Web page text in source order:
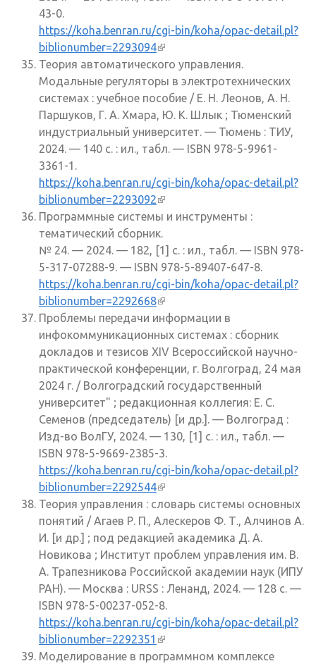
43-0.
https://koha.benran.ru/cgi-bin/koha/opac-detail.pl?
biblionumber=2293094(внешняя ссылка)
Теория автоматического управления.
Модальные регуляторы в электротехнических
системах : учебное пособие / Е. Н. Леонов, А. Н.
Паршуков, Г. А. Хмара, Ю. К. Шлык ; Тюменский
индустриальный университет. — Тюмень : ТИУ,
2024. — 140 с. : ил., табл. — ISBN 978-5-9961-
3361-1.
https://koha.benran.ru/cgi-bin/koha/opac-detail.pl?
biblionumber=2293092(внешняя ссылка)
Программные системы и инструменты :
тематический сборник.
№ 24. — 2024. — 182, [1] с. : ил., табл. — ISBN 978-
5-317-07288-9. — ISBN 978-5-89407-647-8.
https://koha.benran.ru/cgi-bin/koha/opac-detail.pl?
biblionumber=2292668(внешняя ссылка)
Проблемы передачи информации в
инфокоммуникационных системах : сборник
докладов и тезисов XIV Всероссийской научно-
практической конференции, г. Волгоград, 24 мая
2024 г. / Волгоградский государственный
университет" ; редакционная коллегия: Е. С.
Семенов (председатель) [и др.]. — Волгоград :
Изд-во ВолГУ, 2024. — 130, [1] с. : ил., табл. —
ISBN 978-5-9669-2385-3.
https://koha.benran.ru/cgi-bin/koha/opac-detail.pl?
biblionumber=2292544(внешняя ссылка)
Теория управления : словарь системы основных
понятий / Агаев Р. П., Алескеров Ф. Т., Алчинов А.
И. [и др.] ; под редакцией академика Д. А.
Новикова ; Институт проблем управления им. В.
А. Трапезникова Российской академии наук (ИПУ
РАН). — Москва : URSS : Ленанд, 2024. — 128 с. —
ISBN 978-5-00237-052-8.
https://koha.benran.ru/cgi-bin/koha/opac-detail.pl?
biblionumber=2292351 (внешняя ссылка)
Моделирование в программном комплексе